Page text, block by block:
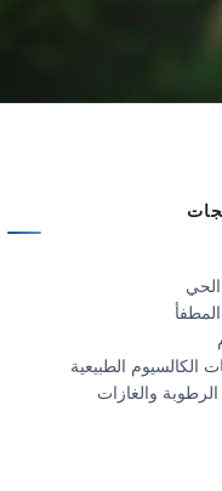
الحي
الكالسيوم الطبيعية
والغازات